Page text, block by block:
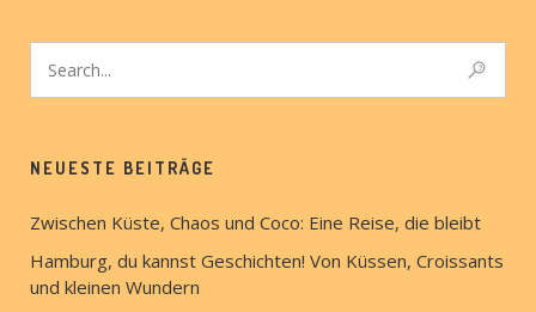
NEUESTE BEITRÄGE
Zwischen Küste, Chaos und Coco: Eine Reise, die bleibt
Hamburg, du kannst Geschichten! Von Küssen, Croissants
und kleinen Wundern